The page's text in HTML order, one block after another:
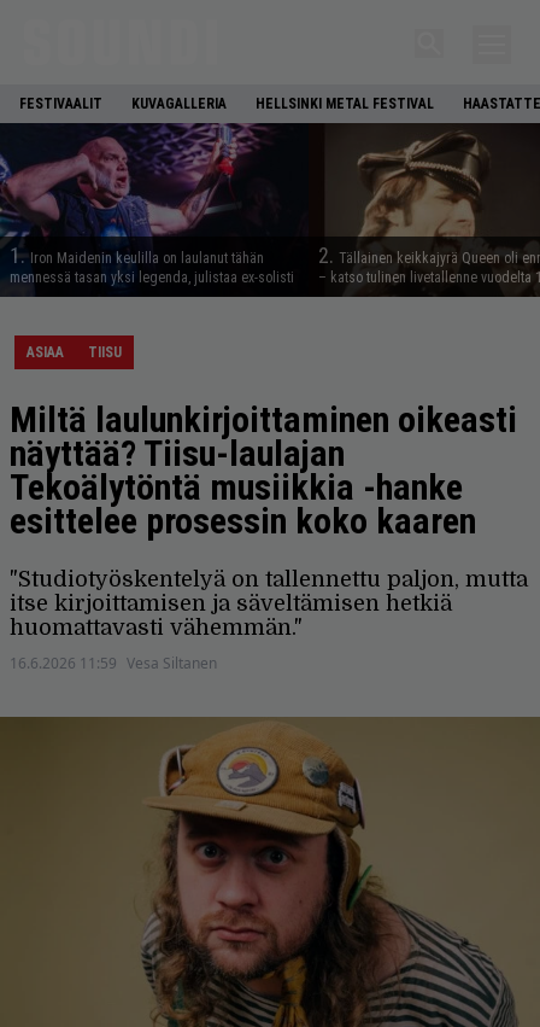
FESTIVAALIT KUVAGALLERIA HELLSINKI METAL FESTIVAL
1. Iron Maidenin keulilla on laulanut tähän
mennessä tasan yksi legenda, julistaa ex-solisti
2. Tällainen keikkajyrä Queen oli
– katso tulinen livetallenne vuodelta
ASIAA TIISU
Miltä laulunkirjoittaminen oikeasti
näyttää? Tiisu-laulajan
Tekoälytöntä musiikkia -hanke
esittelee prosessin koko kaaren
"Studiotyöskentelyä on tallennettu paljon, mutta
itse kirjoittamisen ja säveltämisen hetkiä
huomattavasti vähemmän."
16.6.2026 11:59 Vesa Siltanen